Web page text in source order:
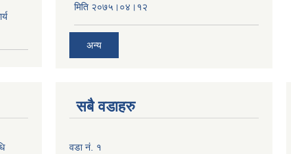
मिति २०७५।०४।१२
अन्य
सबै वडाहरु
वडा नं. १